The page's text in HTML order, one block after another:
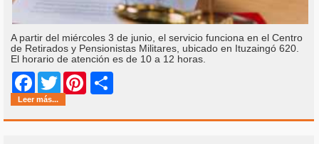
A partir del miércoles 3 de junio, el servicio funciona en el Centro
de Retirados y Pensionistas Militares, ubicado en Ituzaingó 620.
El horario de atención es de 10 a 12 horas.
Facebook
Twitter Pinterest
Leer más...